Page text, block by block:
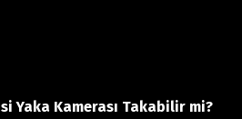
Yaka Kamerası Takabilir mi?